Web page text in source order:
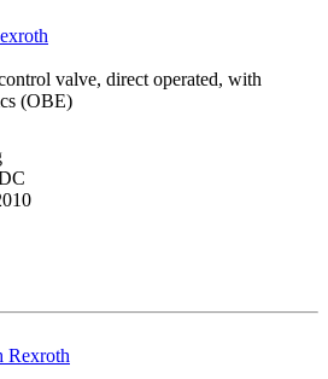
valve, direct operated, with
(OBE)
Rexroth